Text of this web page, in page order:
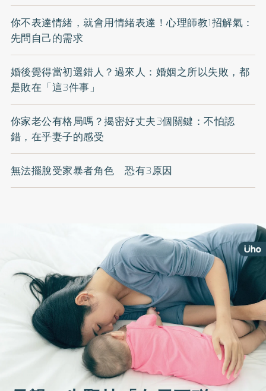
你不表達情緒，就會用情緒表達！心理師教1招解氣：
先問自己的需求
婚後覺得當初選錯人？過來人：婚姻之所以失敗，都
是敗在「這3件事」
你家老公有格局嗎？揭密好丈夫3個關鍵：不怕認
錯，在乎妻子的感受
無法擺脫受家暴者角色 恐有3原因